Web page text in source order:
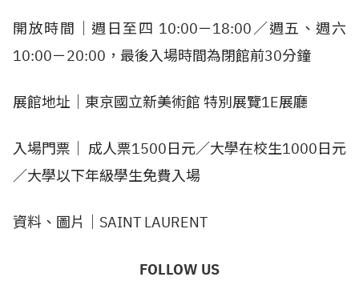
開放時間｜週日至四 10:00－18:00／週五、週六
10:00－20:00，最後入場時間為閉館前30分鐘
展館地址｜東京國立新美術館 特別展覽1E展廳
入場門票｜ 成人票1500日元／大學在校生1000日元
／大學以下年級學生免費入場
資料、圖片｜SAINT LAURENT
FOLLOW US